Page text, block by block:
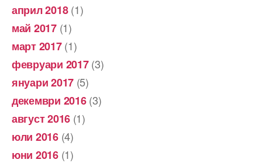
април 2018(1)
май 2017(1)
март 2017(1)
февруари 2017(3)
януари 2017 (5)
декември 2016(3)
август 2016 (1)
юли 2016(4)
юни 2016(1)